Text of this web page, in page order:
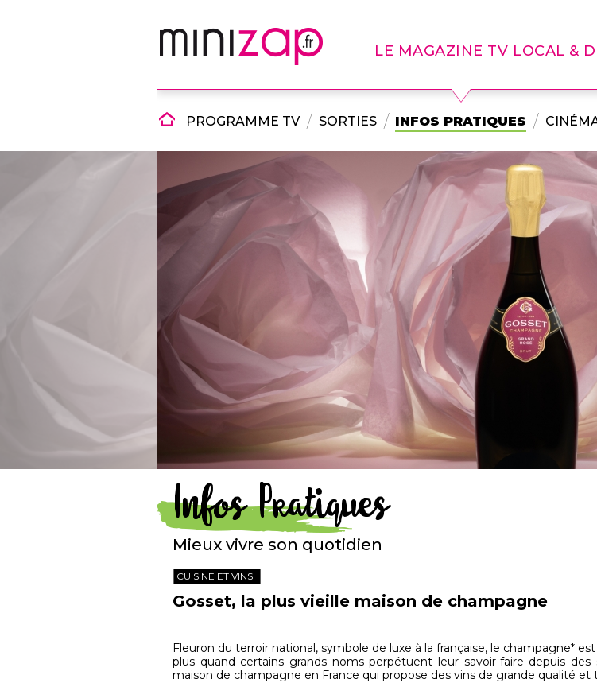
LE MAGAZINE TV LOCAL &
PROGRAMME TV SORTIES INFOS PRATIQUES
Infos Pratiques
Mieux vivre son quotidien
CUISINE ET VINS
Gosset, la plus vieille maison de champagne
Fleuron du terroir national, symbole de luxe à la française, le champagne*
plus quand certains grands noms perpétuent leur savoir-faire depuis
maison de champagne en France qui propose des vins de grande qualité